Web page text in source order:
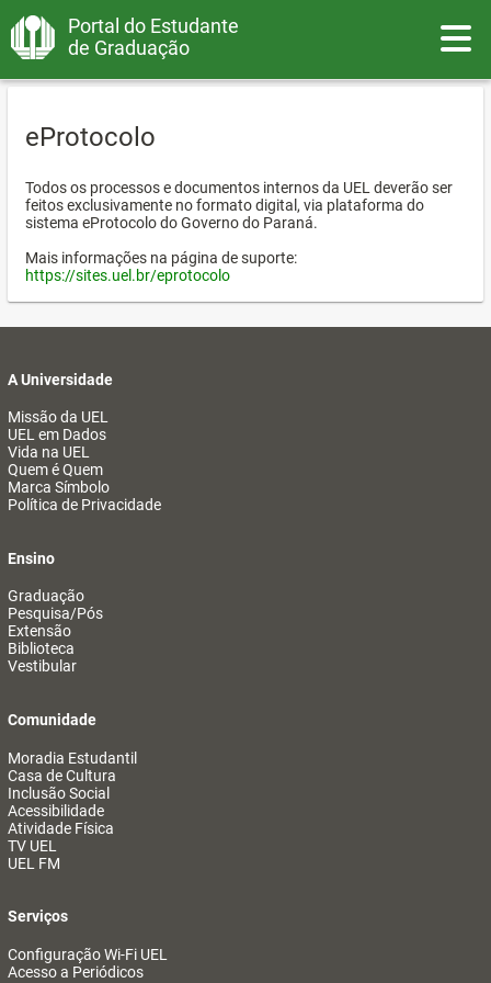
Portal do Estudante
de Graduação
eProtocolo
Todos os processos e documentos internos da UEL deverão ser
feitos exclusivamente no formato digital, via plataforma do
sistema eProtocolo do Governo do Paraná.
Mais informações na página de suporte:
https://sites.uel.br/eprotocolo
A Universidade
Missão da UEL
UEL em Dados
Vida na UEL
Quem é Quem
Marca Símbolo
Política de Privacidade
Ensino
Graduação
Pesquisa/Pós
Extensão
Biblioteca
Vestibular
Comunidade
Moradia Estudantil
Casa de Cultura
Inclusão Social
Acessibilidade
Atividade Física
TV UEL
UEL FM
Serviços
Configuração Wi-Fi UEL
Acesso a Periódicos